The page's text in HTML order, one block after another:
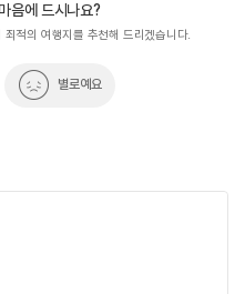
음에 드시나요?
적의 여행지를 추천해 드리겠습니다.
별로예요